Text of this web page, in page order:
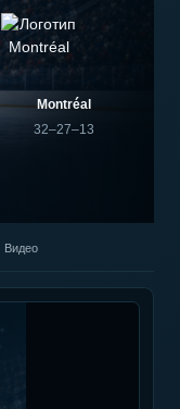
Montréal
32–27–13
Видео